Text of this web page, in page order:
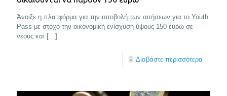
Άνοιξε η πλατφόρμα για την υποβολή των αιτήσεων για το Youth
Pass με στόχο την οικονομική ενίσχυση ύψους 150 ευρώ σε
νέους και […]
Διαβάστε περισσότερα